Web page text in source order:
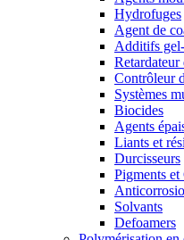
Hydrofuges
Agent de
Additifs
Retardateur
Contrôleur
Systèmes
Biocides
Agents
Liants et
Durcisseurs
Pigments et
Solvants
Defoamers